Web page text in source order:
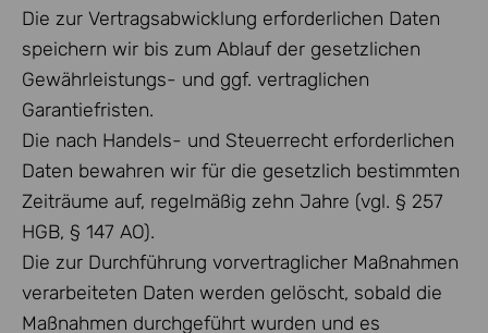
Die zur Vertragsabwicklung erforderlichen Daten
speichern wir bis zum Ablauf der gesetzlichen
Gewährleistungs- und ggf. vertraglichen
Garantiefristen.
Die nach Handels- und Steuerrecht erforderlichen
Daten bewahren wir für die gesetzlich bestimmten
Zeiträume auf, regelmäßig zehn Jahre (vgl. § 257
HGB, § 147 AO).
Die zur Durchführung vorvertraglicher Maßnahmen
verarbeiteten Daten werden gelöscht, sobald die
Maßnahmen durchgeführt wurden und es